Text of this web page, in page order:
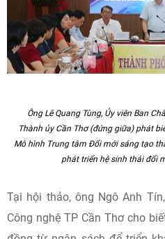
đổi mới sáng tạo cho toàn
dựng cơ chế vận hành mở,
động nghiên cứu, chuyển
hóa sản phẩm.